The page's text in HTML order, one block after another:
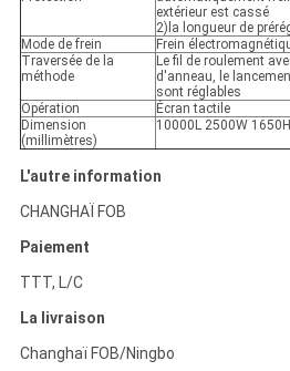
extérieur est cassé
2)la longueur de
Mode de frein
Frein
Traversée de la
méthode
Le fil de roulement
d'anneau, le
sont réglables
Opération
Écran tactile
Dimension
(millimètres)
10000L 2500W 1650H
L'autre information
CHANGHAÏ FOB
Paiement
TTT, L/C
La livraison
Changhaï FOB/Ningbo